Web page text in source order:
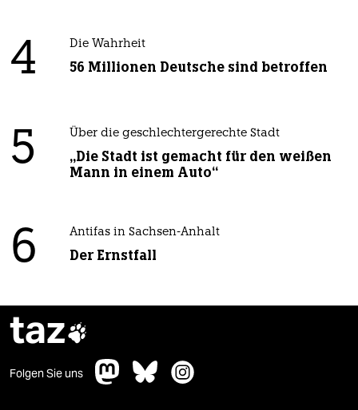
4 Die Wahrheit
56 Millionen Deutsche sind betroffen
5 Über die geschlechtergerechte Stadt
„Die Stadt ist gemacht für den weißen
Mann in einem Auto“
6 Antifas in Sachsen-Anhalt
Der Ernstfall
taz
Folgen Sie uns